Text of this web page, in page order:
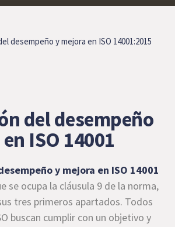
desempeño y mejora en ISO 14001:2015
del desempeño
ISO 14001
y mejora en ISO 14001
se ocupa la cláusula 9 de la norma,
tres primeros apartados. Todos
buscan cumplir con un objetivo y